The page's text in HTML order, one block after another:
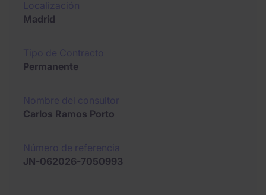
Madrid
Permanente
Carlos Ramos Porto
JN-062026-7050993